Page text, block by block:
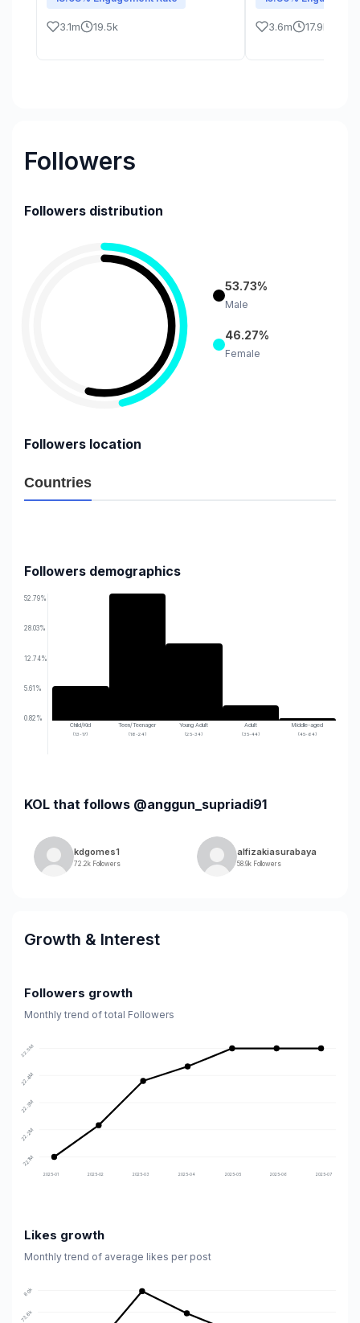
3.1m 19.5k 3.6m 17.9k
Followers
Followers distribution
53.73%
Male
46.27%
Female
Followers location
Countries
Thailand
Myanmar
Vietnam
Followers demographics
52.79%
28.03%
12.74%
5.61%
0.82%
Child/Kid
(13-17)
Teen/Teenager
(18-24)
Young Adult
(25-34)
Adult
(35-44)
Middle-aged
(45-64)
KOL that follows @anggun_supriadi91
kdgomes1
72.2k Followers
alfizakiasurabaya
58.9k Followers
Growth & Interest
Followers growth
Monthly trend of total Followers
22.5M
22.4M
22.3M
22.2M
22.1M
2025-01 2025-02 2025-03 2025-04 2025-05 2025-06 2025-07
Likes growth
Monthly trend of average likes per post
80k
73.8k